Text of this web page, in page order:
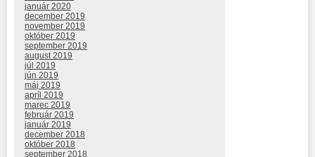
január 2020
december 2019
november 2019
október 2019
september 2019
august 2019
júl 2019
jún 2019
máj 2019
apríl 2019
marec 2019
február 2019
január 2019
december 2018
október 2018
september 2018